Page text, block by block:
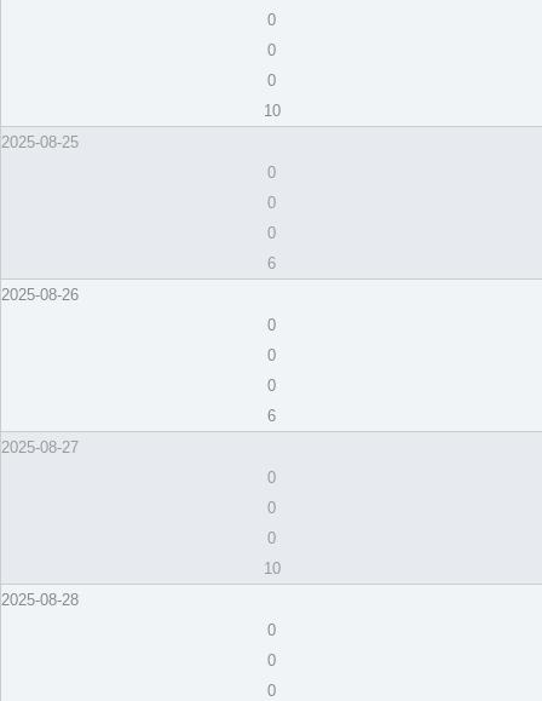
0
0
0
10
2025-08-25
0
0
0
6
2025-08-26
0
0
0
6
2025-08-27
0
0
0
10
2025-08-28
0
0
0